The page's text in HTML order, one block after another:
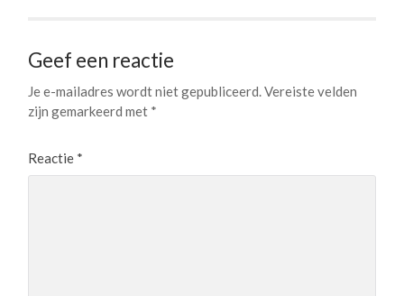
Geef een reactie
Je e-mailadres wordt niet gepubliceerd.Vereiste velden
zijn gemarkeerd met *
Reactie *